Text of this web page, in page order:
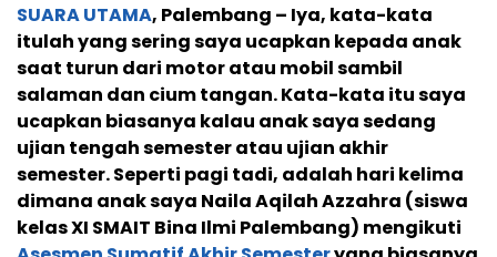
SUARA UTAMA, Palembang – Iya, kata-kata
itulah yang sering saya ucapkan kepada anak
saat turun dari motor atau mobil sambil
salaman dan cium tangan. Kata-kata itu saya
ucapkan biasanya kalau anak saya sedang
ujian tengah semester atau ujian akhir
semester. Seperti pagi tadi, adalah hari kelima
dimana anak saya Naila Aqilah Azzahra (siswa
kelas XI SMAIT Bina Ilmi Palembang) mengikuti